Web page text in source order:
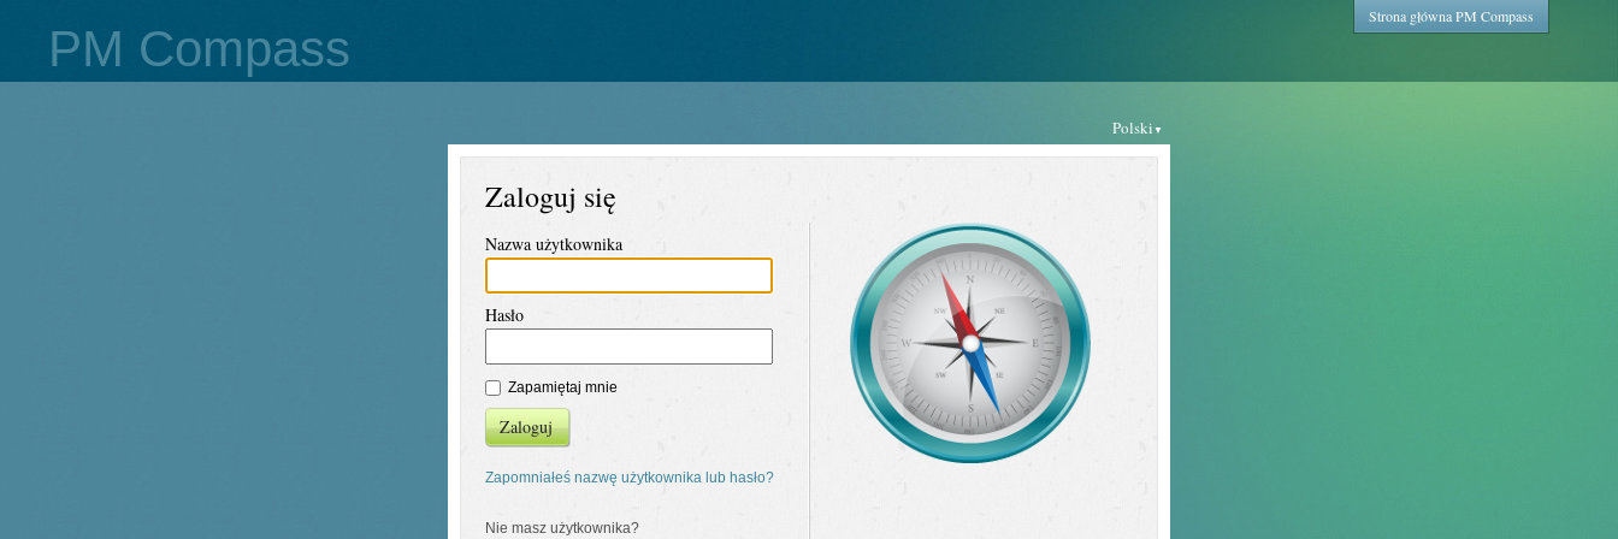
PM Compass
Strona główna PM Compass
Polski ▼
Zaloguj się
Nazwa użytkownika
Hasło
Zapamiętaj mnie
Zaloguj
Zapomniałeś nazwę użytkownika lub hasło?
Nie masz użytkownika?